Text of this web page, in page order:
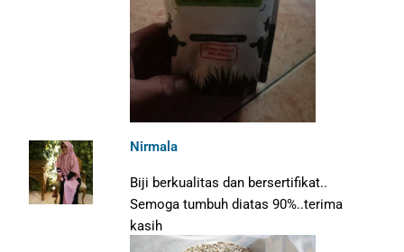
Nirmala
Biji berkualitas dan bersertifikat..
Semoga tumbuh diatas 90%..terima
kasih